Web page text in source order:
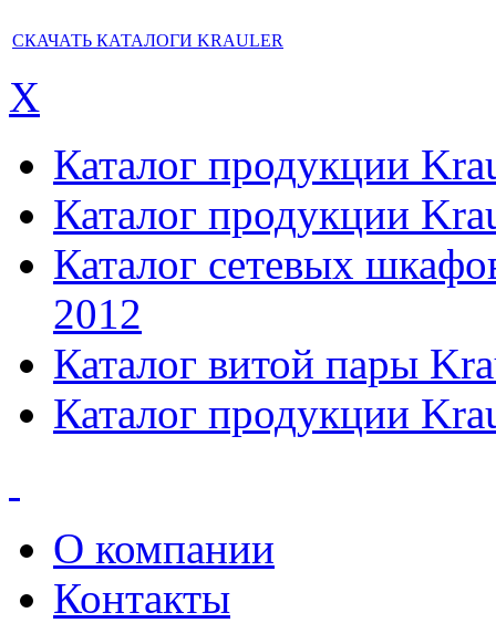
СКАЧАТЬ КАТАЛОГИ KRAULER
X
Каталог продукции
Каталог продукции
Каталог сетевых
2012
Каталог витой пары
Каталог продукции
О компании
Контакты